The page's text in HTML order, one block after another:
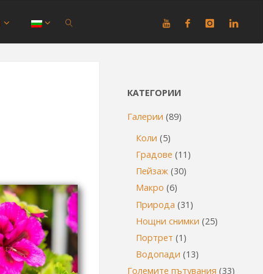
КАТЕГОРИИ
Галерии (89)
Коли (5)
Градове (11)
Пейзаж (30)
Макро (6)
Природа (31)
Нощни снимки (25)
Портрет (1)
Водопади (13)
Големите пътувания (33)